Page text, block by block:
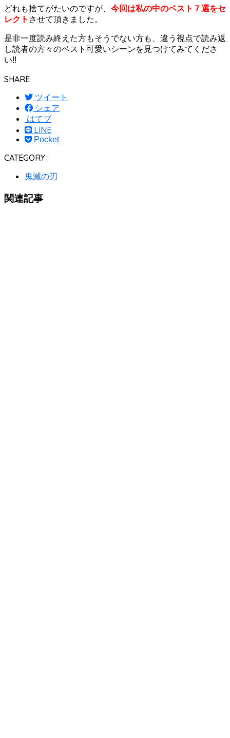
どれも捨てがたいのですが、 今回は私の中のベスト７選をセ
レクト させて頂きました。
是非一度読み終えた方もそうでない方も、違う視点で読み返
し読者の方々のベスト可愛いシーンを見つけてみてくださ
い!!
SHARE
ツイート
シェア
はてブ
LINE
Pocket
CATEGORY :
鬼滅の刃
関連記事